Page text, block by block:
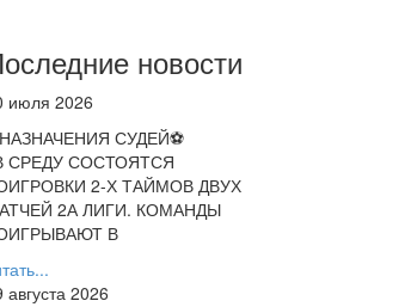
новости
июля 2026
СУДЕЙ⚽
СРЕДУ СОСТОЯТСЯ
2-Х ТАЙМОВ ДВУХ
2А ЛИГИ. КОМАНДЫ
В
августа 2026